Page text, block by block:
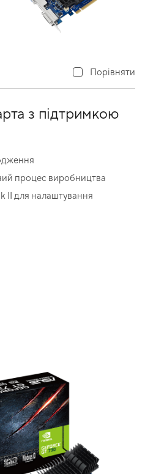
з підтримкою
процес виробництва
II для налаштування
Порівняти